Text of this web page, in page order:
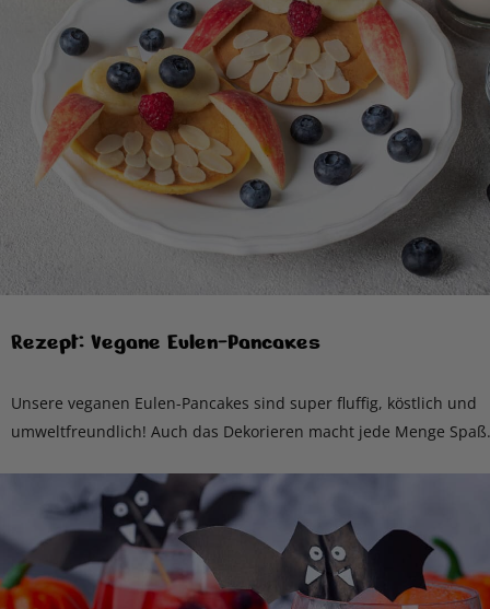
Rezept: Vegane Eulen-Pancakes
Unsere veganen Eulen-Pancakes sind super fluffig, köstlich und
umweltfreundlich! Auch das Dekorieren macht jede Menge Spaß.